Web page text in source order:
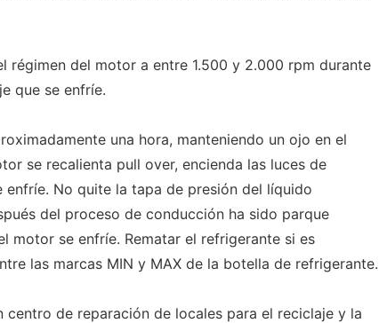
régimen del motor a entre 1.500 y 2.000 rpm durante
que se enfríe.
una hora, manteniendo un ojo en el
se recalienta pull over, encienda las luces de
No quite la tapa de presión del líquido
del proceso de conducción ha sido parque
motor se enfríe. Rematar el refrigerante si es
las marcas MIN y MAX de la botella de refrigerante.
centro de reparación de locales para el reciclaje y la